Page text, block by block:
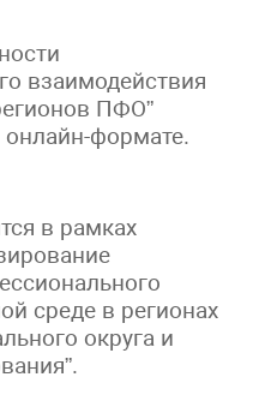
взаимодействия
ПФО”
онлайн-формате.
в рамках
среде в регионах
округа и